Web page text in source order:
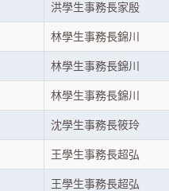
洪學生事務長家殷
林學生事務長錦川
林學生事務長錦川
林學生事務長錦川
沈學生事務長筱玲
王學生事務長超弘
王學生事務長超弘